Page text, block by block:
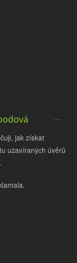
jak získat
uzavíraných úvěrů